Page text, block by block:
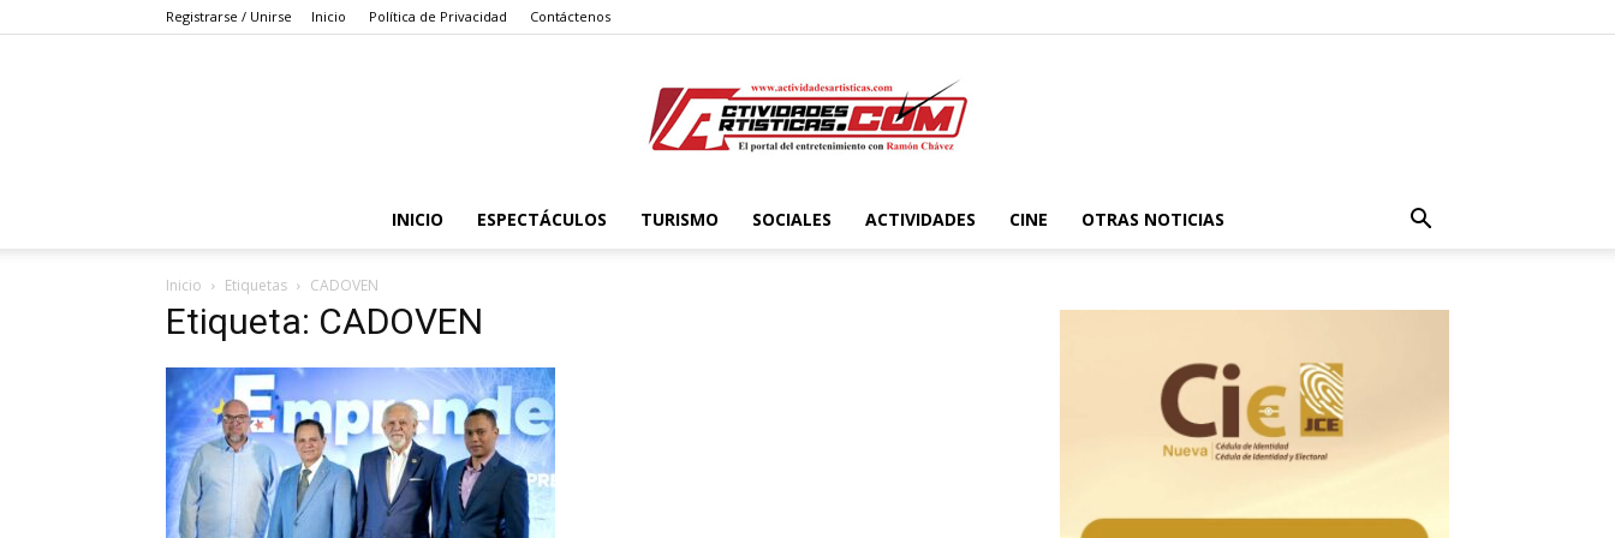
Registrarse / Unirse Inicio Política de Privacidad Contáctenos
Actividadesartisticas.com
INICIO ESPECTÁCULOS TURISMO SOCIALES ACTIVIDADES CINE OTRAS NOTICIAS
Inicio Etiquetas CADOVEN
Etiqueta: CADOVEN